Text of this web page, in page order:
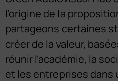
l’origine de la
partageons certaines
créer de la valeur,
réunir l’académie, la
et les entreprises dans